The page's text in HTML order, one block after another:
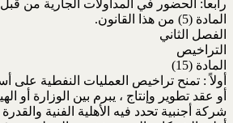
رابعاً: الحضور في المدأولات الجارية من
المادة (5) من هذا القانون.
الفصل الثاني
التراخيص
المادة (15)
أولاً : تمنح تراخيص العمليات النفطية على
أو عقد تطوير وإنتاج ، يبرم بين الوزارة أو
شركة أجنبية تحدد فيه الأهلية الفنية والقدرة